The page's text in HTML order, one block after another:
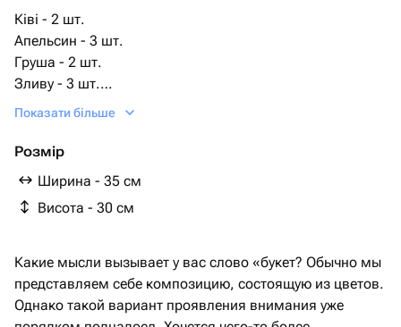
Ківі - 2 шт.
Апельсин - 3 шт.
Груша - 2 шт.
Зливу - 3 шт.
виноград темний - 1 шт.
Яблуко Гренні Сміт - 3 шт.
миндарин - 3 шт.
Показати більше
Розмір
Ширина - 35 см
Висота - 30 см
Какие мысли вызывает у вас слово «букет? Обычно мы
представляем себе композицию, состоящую из цветов.
Однако такой вариант проявления внимания уже